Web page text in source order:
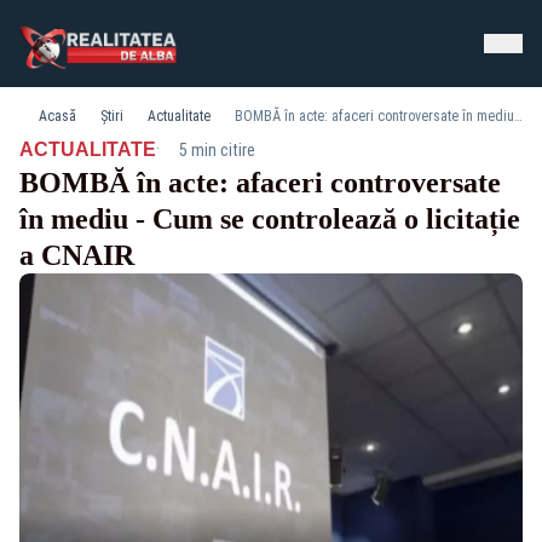
Acasă Știri Actualitate BOMBĂ în acte: afaceri controversate în mediu - Cum se controlează o licitație a CNAIR
ACTUALITATE· 5 min citire
BOMBĂ în acte: afaceri controversate
în mediu - Cum se controlează o licitație
a CNAIR